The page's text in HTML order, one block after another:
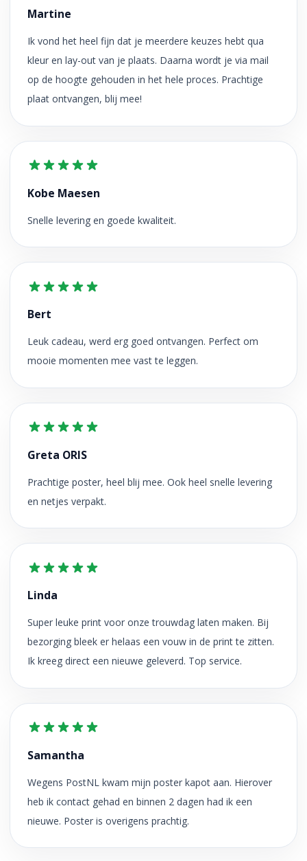
Martine
Ik vond het heel fijn dat je meerdere keuzes hebt qua
kleur en lay-out van je plaats. Daarna wordt je via mail
op de hoogte gehouden in het hele proces. Prachtige
plaat ontvangen, blij mee!
Kobe Maesen
Snelle levering en goede kwaliteit.
Bert
Leuk cadeau, werd erg goed ontvangen. Perfect om
mooie momenten mee vast te leggen.
Greta ORIS
Prachtige poster, heel blij mee. Ook heel snelle levering
en netjes verpakt.
Linda
Super leuke print voor onze trouwdag laten maken. Bij
bezorging bleek er helaas een vouw in de print te zitten.
Ik kreeg direct een nieuwe geleverd. Top service.
Samantha
Wegens PostNL kwam mijn poster kapot aan. Hierover
heb ik contact gehad en binnen 2 dagen had ik een
nieuwe. Poster is overigens prachtig.